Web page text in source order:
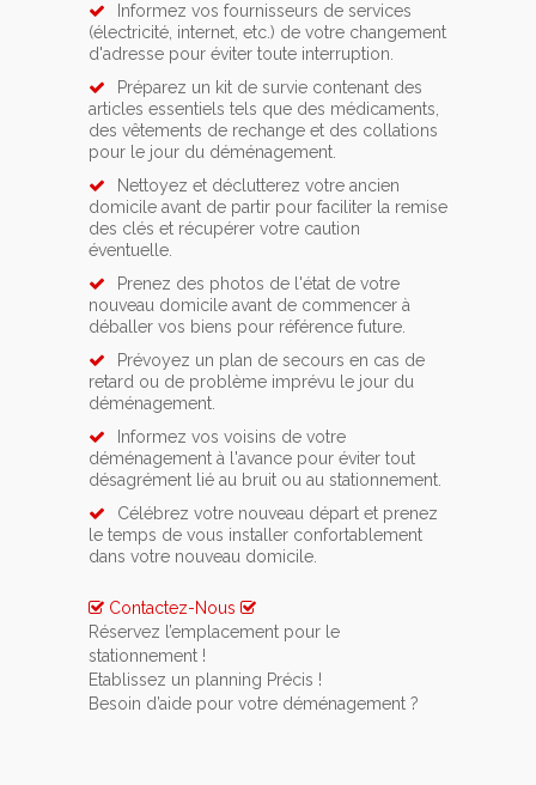
Informez vos fournisseurs de services
(électricité, internet, etc.) de votre changement
d'adresse pour éviter toute interruption.
Préparez un kit de survie contenant des
articles essentiels tels que des médicaments,
des vêtements de rechange et des collations
pour le jour du déménagement.
Nettoyez et déclutterez votre ancien
domicile avant de partir pour faciliter la remise
des clés et récupérer votre caution
éventuelle.
Prenez des photos de l'état de votre
nouveau domicile avant de commencer à
déballer vos biens pour référence future.
Prévoyez un plan de secours en cas de
retard ou de problème imprévu le jour du
déménagement.
Informez vos voisins de votre
déménagement à l'avance pour éviter tout
désagrément lié au bruit ou au stationnement.
Célébrez votre nouveau départ et prenez
le temps de vous installer confortablement
dans votre nouveau domicile.
Contactez-Nous
Réservez l’emplacement pour le
stationnement !
Si vous avez opté pour un service de location
de lift ou de monte meuble, n’oubliez pas de
Etablissez un planning Précis !
Pour rendre votre déménagement le moins
Besoin d’aide pour votre déménagement ?